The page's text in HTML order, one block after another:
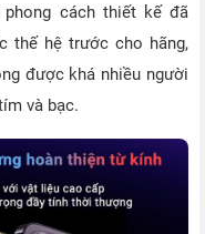
cách thiết kế đã
thế hệ trước cho hãng,
được khá nhiều người
và bạc.